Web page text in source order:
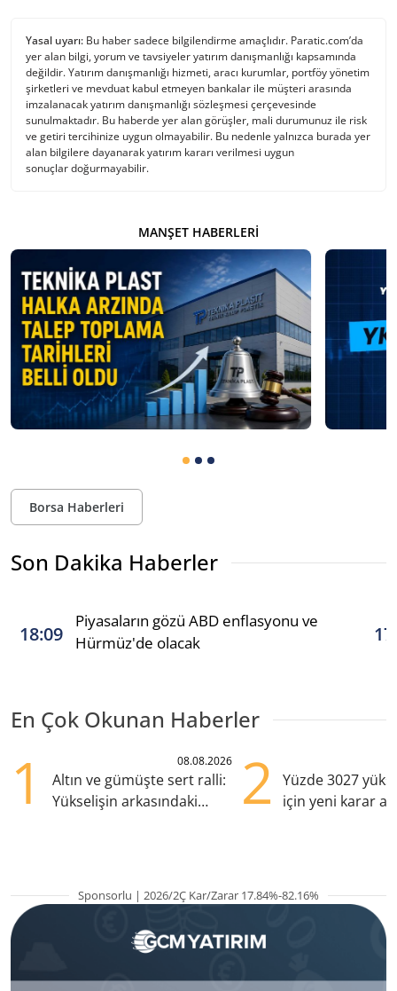
Yasal uyarı: Bu haber sadece bilgilendirme amaçlıdır. Paratic.com’da
yer alan bilgi, yorum ve tavsiyeler yatırım danışmanlığı kapsamında
değildir. Yatırım danışmanlığı hizmeti, aracı kurumlar, portföy yönetim
şirketleri ve mevduat kabul etmeyen bankalar ile müşteri arasında
imzalanacak yatırım danışmanlığı sözleşmesi çerçevesinde
sunulmaktadır. Bu haberde yer alan görüşler, mali durumunuz ile risk
ve getiri tercihinize uygun olmayabilir. Bu nedenle yalnızca burada yer
alan bilgilere dayanarak yatırım kararı verilmesi uygun
sonuçlar doğurmayabilir.
MANŞET HABERLERI
Borsa Haberleri
Son Dakika Haberler
18:09
Piyasaların gözü ABD enflasyonu ve
Hürmüz'de olacak
En Çok Okunan Haberler
1 08.08.2026
Altın ve gümüşte sert ralli:
Yükselişin arkasındaki
2
Yüzde 3027
için yeni karar
Sponsorlu | 2026/2Ç Kar/Zarar 17.84%-82.16%